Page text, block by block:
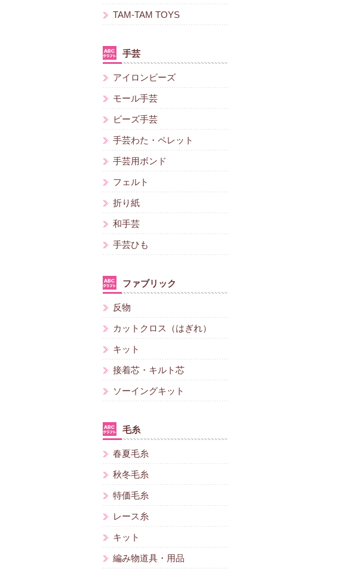
TAM-TAM TOYS
手芸
アイロンビーズ
モール手芸
ビーズ手芸
手芸わた・ペレット
手芸用ボンド
フェルト
折り紙
和手芸
手芸ひも
ファブリック
反物
カットクロス（はぎれ）
キット
接着芯・キルト芯
ソーイングキット
毛糸
春夏毛糸
秋冬毛糸
特価毛糸
レース糸
キット
編み物道具・用品